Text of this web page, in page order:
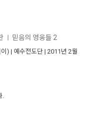
믿음의 영웅들 2
) | 예수전도단 | 2011년 2월
.